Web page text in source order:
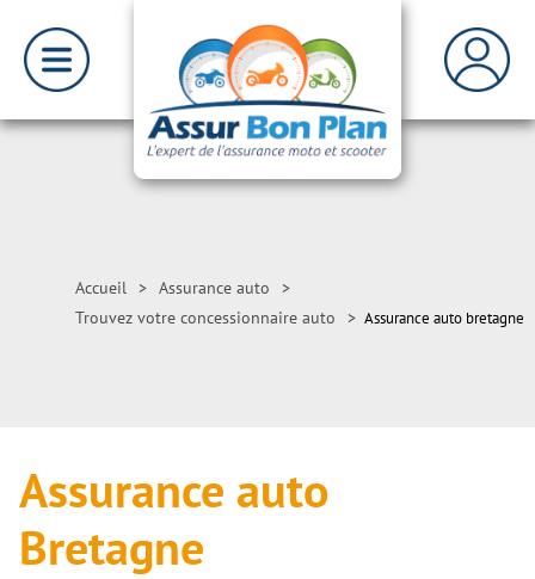
Accueil > Assurance auto
>
Trouvez votre concessionnaire auto
> Assurance auto bretagne
Assurance auto
Bretagne